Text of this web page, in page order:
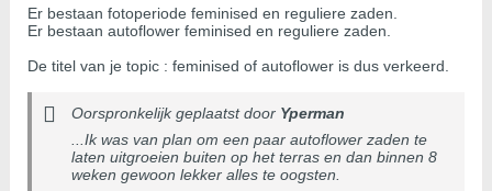
Er bestaan fotoperiode feminised en reguliere zaden.
Er bestaan autoflower feminised en reguliere zaden.
De titel van je topic : feminised of autoflower is dus verkeerd.
Oorspronkelijk geplaatst door Yperman
...Ik was van plan om een paar autoflower zaden te
laten uitgroeien buiten op het terras en dan binnen 8
weken gewoon lekker alles te oogsten.